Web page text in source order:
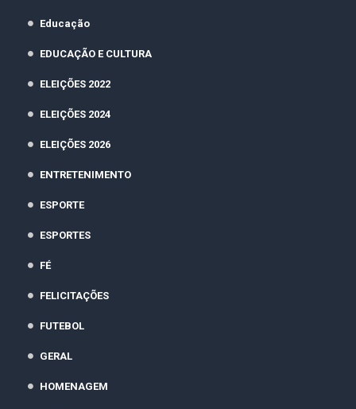
Educação
EDUCAÇÃO E CULTURA
ELEIÇÕES 2022
ELEIÇÕES 2024
ELEIÇÕES 2026
ENTRETENIMENTO
ESPORTE
ESPORTES
FÉ
FELICITAÇÕES
FUTEBOL
GERAL
HOMENAGEM